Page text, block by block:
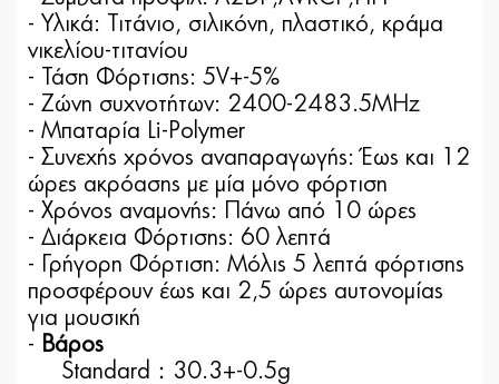
- Υλικά: Τιτάνιο, σιλικόνη, πλαστικό, κράμα
νικελίου-τιτανίου
- Τάση Φόρτισης: 5V+-5%
- Ζώνη συχνοτήτων: 2400-2483.5MHz
- Μπαταρία Li-Polymer
- Συνεχής χρόνος αναπαραγωγής: Έως και 12
ώρες ακρόασης με μία μόνο φόρτιση
- Χρόνος αναμονής: Πάνω από 10 ώρες
- Διάρκεια Φόρτισης: 60 λεπτά
- Γρήγορη Φόρτιση: Μόλις 5 λεπτά φόρτισης
προσφέρουν έως και 2,5 ώρες αυτονομίας
για μουσική
- Βάρος
Standard：30.3+-0.5g